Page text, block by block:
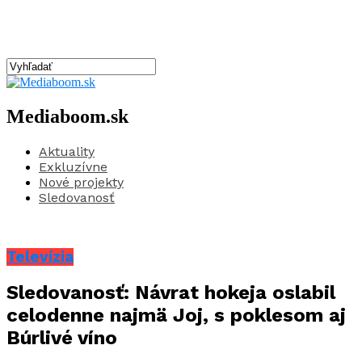
Mediaboom.sk
Aktuality
Exkluzívne
Nové projekty
Sledovanosť
Televízia
Sledovanosť: Návrat hokeja oslabil
celodenne najmä Joj, s poklesom aj
Búrlivé víno